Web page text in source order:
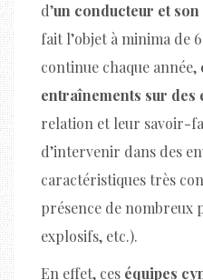
d’un conducteur et
fait l’objet à minima de
continue chaque année,
entraînements sur des
relation et leur savoir-
d’intervenir dans des
caractéristiques très
présence de nombreux
explosifs, etc.).
En effet, ces équipes